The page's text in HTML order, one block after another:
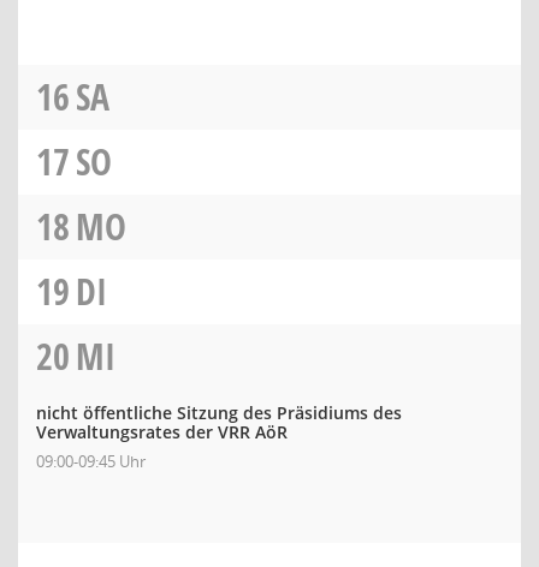
16SA
17SO
18MO
19DI
20MI
nicht öffentliche Sitzung des Präsidiums des
Verwaltungsrates der VRR AöR
09:00-09:45 Uhr